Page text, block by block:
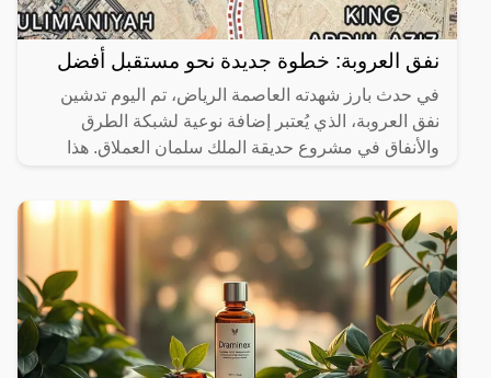
نفق العروبة: خطوة جديدة نحو مستقبل أفضل
في حدث بارز شهدته العاصمة الرياض، تم اليوم تدشين
نفق العروبة، الذي يُعتبر إضافة نوعية لشبكة الطرق
والأنفاق في مشروع حديقة الملك سلمان العملاق. هذا